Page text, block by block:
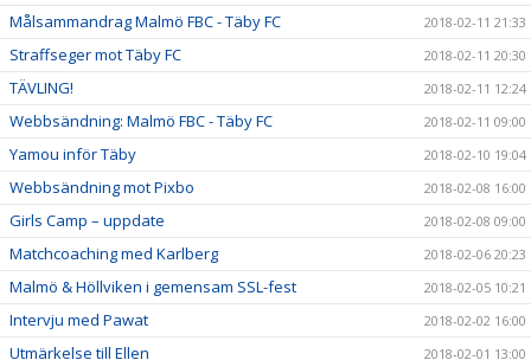
Målsammandrag Malmö FBC - Täby FC 2018-02-11 21:33
Straffseger mot Täby FC 2018-02-11 20:30
TÄVLING! 2018-02-11 12:24
Webbsändning: Malmö FBC - Täby FC 2018-02-11 09:00
Yamou inför Täby 2018-02-10 19:04
Webbsändning mot Pixbo 2018-02-08 16:00
Girls Camp – uppdate 2018-02-08 09:00
Matchcoaching med Karlberg 2018-02-06 20:23
Malmö & Höllviken i gemensam SSL-fest 2018-02-05 10:21
Intervju med Pawat 2018-02-02 16:00
Utmärkelse till Ellen 2018-02-01 13:00